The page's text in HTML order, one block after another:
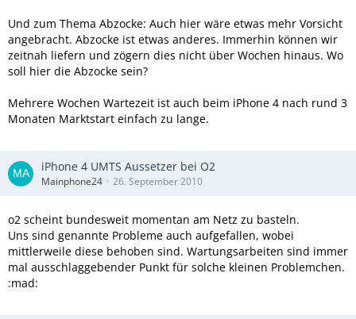
Und zum Thema Abzocke: Auch hier wäre etwas mehr Vorsicht
angebracht. Abzocke ist etwas anderes. Immerhin können wir
zeitnah liefern und zögern dies nicht über Wochen hinaus. Wo
soll hier die Abzocke sein?
Mehrere Wochen Wartezeit ist auch beim iPhone 4 nach rund 3
Monaten Marktstart einfach zu lange.
iPhone 4 UMTS Aussetzer bei O2
Mainphone24 26. September 2010
o2 scheint bundesweit momentan am Netz zu basteln.
Uns sind genannte Probleme auch aufgefallen, wobei
mittlerweile diese behoben sind. Wartungsarbeiten sind immer
mal ausschlaggebender Punkt für solche kleinen Problemchen.
:mad: